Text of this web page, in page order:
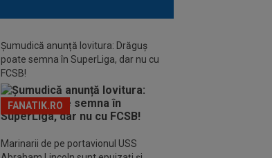
Șumudică anunță lovitura: Drăguș
poate semna în SuperLiga, dar nu cu
FCSB!
FANATIK.RO
Marinarii de pe portavionul USS